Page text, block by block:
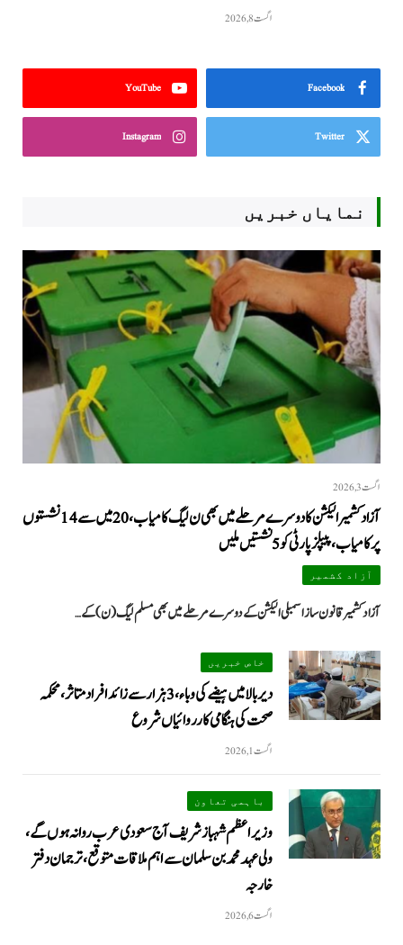
اگست 8, 2026
Facebook
YouTube
Twitter
Instagram
نمایاں خبریں
اگست 3, 2026
آزاد کشمیر الیکشن کا دوسرے مرحلے میں بھی ن لیگ کامیاب، 20 میں سے 14 نشستوں
پر کامیاب، پیپلزپارٹی کو 5 نشستیں ملیں
آزاد کشمیر
آزاد کشمیر قانون ساز اسمبلی الیکشن کے دوسرے مرحلے میں بھی مسلم لیگ (ن) کے…
خاص خبریں
دیر بالا میں ہیضے کی وباء، 3 ہزار سے زائد افراد متاثر، محکمہ
صحت کی ہنگامی کارروائیاں شروع
اگست 1, 2026
باہمی تعاون
وزیراعظم شہباز شریف آج سعودی عرب روانہ ہوں گے،
ولی عہد محمد بن سلمان سے اہم ملاقات متوقع، ترجمان دفتر
خارجہ
اگست 6, 2026